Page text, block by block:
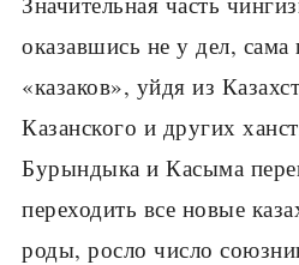
оказавшись не у дел, сама
«казаков», уйдя из
Казанского и других
Бурындыка и Касыма
переходить все новые
роды, росло число